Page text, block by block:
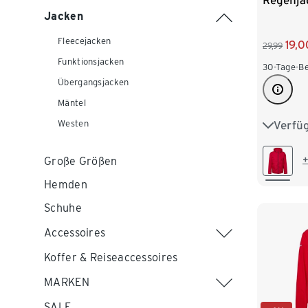
Jacken
Fleecejacken
Funktionsjacken
Übergangsjacken
Mäntel
Westen
Große Größen
Hemden
Schuhe
Accessoires
Koffer & Reiseaccessoires
MARKEN
29,99
30-Tage-
XS S
XXL